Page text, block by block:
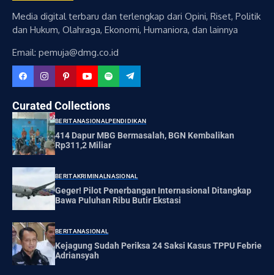
Media digital terbaru dan terlengkap dari Opini, Riset, Politik
dan Hukum, Olahraga, Ekonomi, Humaniora, dan lainnya
Email: pemuja@dmg.co.id
Curated Collections
BERITANASIONALPENDIDIKAN
414 Dapur MBG Bermasalah, BGN Kembalikan
Rp311,2 Miliar
BERITAKRIMINALNASIONAL
Geger! Pilot Penerbangan Internasional Ditangkap
Bawa Puluhan Ribu Butir Ekstasi
BERITANASIONAL
Kejagung Sudah Periksa 24 Saksi Kasus TPPU Febrie
Adriansyah